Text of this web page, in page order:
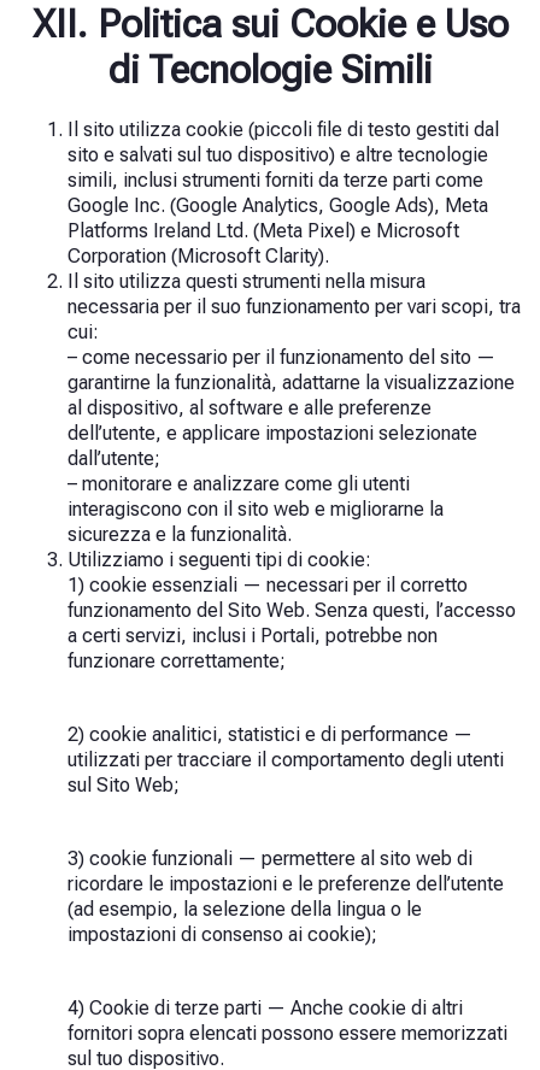
XII. Politica sui Cookie e Uso
di Tecnologie Simili
Il sito utilizza cookie (piccoli file di testo gestiti dal
sito e salvati sul tuo dispositivo) e altre tecnologie
simili, inclusi strumenti forniti da terze parti come
Google Inc. (Google Analytics, Google Ads), Meta
Platforms Ireland Ltd. (Meta Pixel) e Microsoft
Corporation (Microsoft Clarity).
Il sito utilizza questi strumenti nella misura
necessaria per il suo funzionamento per vari scopi, tra
cui:
– come necessario per il funzionamento del sito —
garantirne la funzionalità, adattarne la visualizzazione
al dispositivo, al software e alle preferenze
dell’utente, e applicare impostazioni selezionate
dall’utente;
– monitorare e analizzare come gli utenti
interagiscono con il sito web e migliorarne la
sicurezza e la funzionalità.
Utilizziamo i seguenti tipi di cookie:
1) cookie essenziali — necessari per il corretto
funzionamento del Sito Web. Senza questi, l’accesso
a certi servizi, inclusi i Portali, potrebbe non
funzionare correttamente;
2) cookie analitici, statistici e di performance —
utilizzati per tracciare il comportamento degli utenti
sul Sito Web;
3) cookie funzionali — permettere al sito web di
ricordare le impostazioni e le preferenze dell’utente
(ad esempio, la selezione della lingua o le
impostazioni di consenso ai cookie);
4) Cookie di terze parti — Anche cookie di altri
fornitori sopra elencati possono essere memorizzati
sul tuo dispositivo.